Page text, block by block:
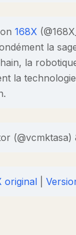
168X
la
la
la
original